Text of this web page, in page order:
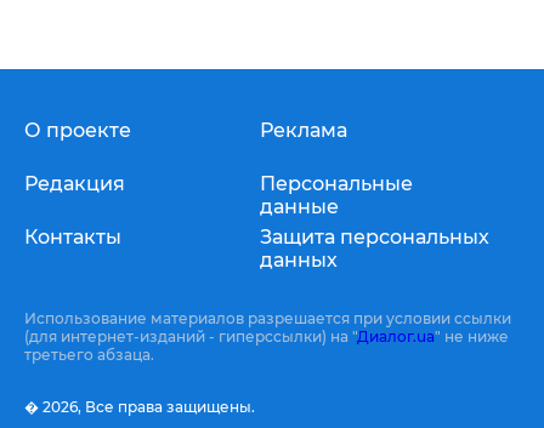
О проекте
Редакция
Контакты
Реклама
Персональные
данные
Защита персональных
данных
Использование материалов разрешается при условии ссылки
(для интернет-изданий - гиперссылки) на "Диалог.ua" не ниже
третьего абзаца.
� 2026, Все права защищены.